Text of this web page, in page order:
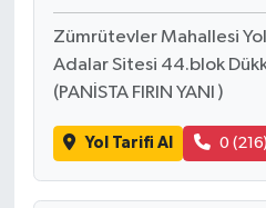
Zümrütevler Mahallesi
Adalar Sitesi 44.blok
(PANİSTA FIRIN YANI )
Yol Tarifi Al 0